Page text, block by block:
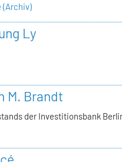
Ly
M. Brandt
der Investitionsbank